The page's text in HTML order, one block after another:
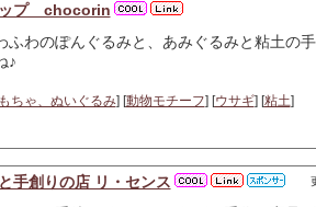
ップ chocorin
ふわのぽんぐるみと、あみぐるみと粘土の
♪
ちゃ、ぬいぐるみ] [動物モチーフ] [ウサギ] [粘土]
手創りの店 リ・センス